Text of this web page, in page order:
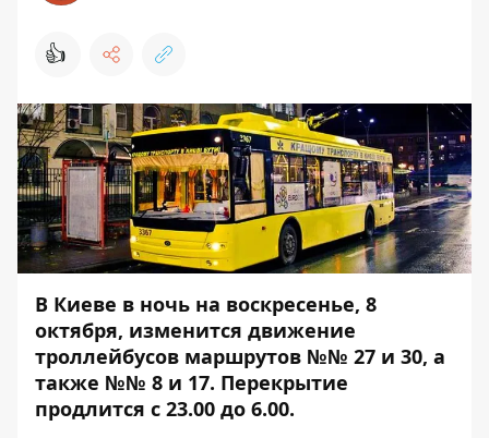
👍
В Киеве в ночь на воскресенье, 8
октября, изменится движение
троллейбусов маршрутов №№ 27 и 30, а
также №№ 8 и 17. Перекрытие
продлится с 23.00 до 6.00.